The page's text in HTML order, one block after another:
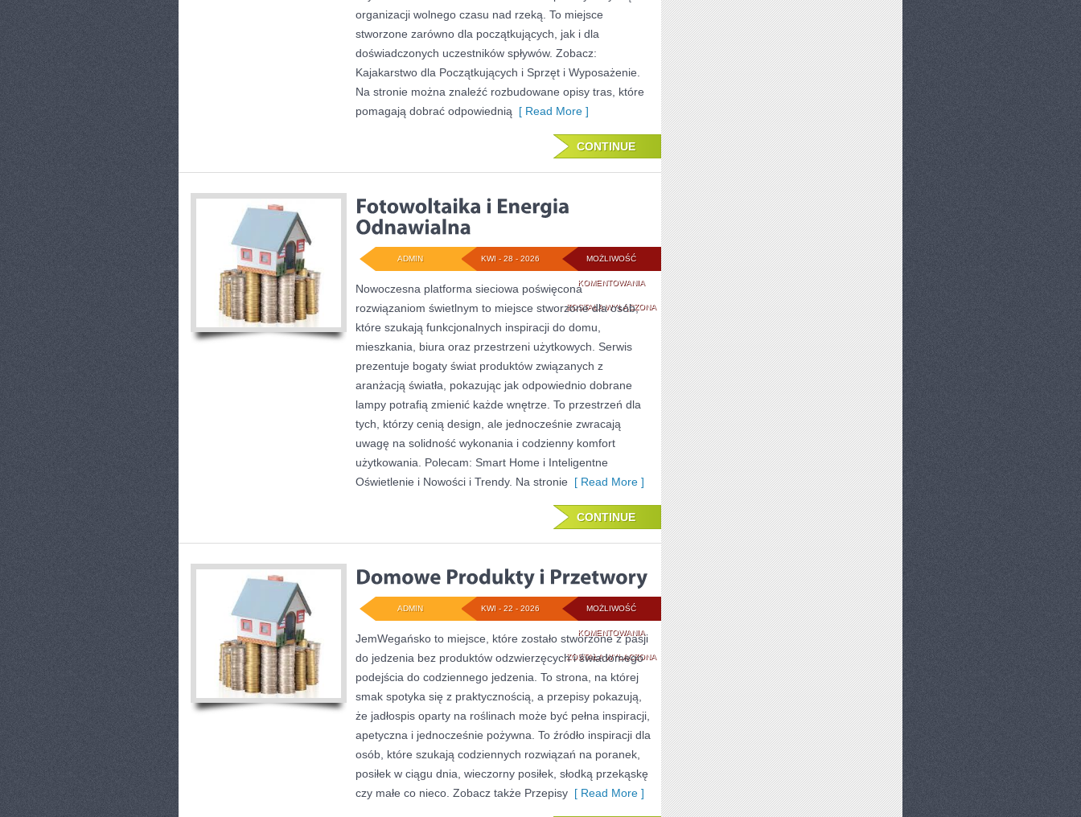
organizacji wolnego czasu nad rzeką. To miejsce
stworzone zarówno dla początkujących, jak i dla
doświadczonych uczestników spływów. Zobacz:
Kajakarstwo dla Początkujących i Sprzęt i Wyposażenie.
Na stronie można znaleźć rozbudowane opisy tras, które
pomagają dobrać odpowiednią [ Read More ]
CONTINUE
MOŻLIWOŚĆ
KOMENTOWANIAFOTOWOLTAIKA
I
ENERGIA
ODNAWIALNA
ZOSTAŁA WYŁĄCZONA
KWI - 28 - 2026
ADMIN
Nowoczesna platforma sieciowa poświęcona
rozwiązaniom świetlnym to miejsce stworzone dla osób,
które szukają funkcjonalnych inspiracji do domu,
mieszkania, biura oraz przestrzeni użytkowych. Serwis
prezentuje bogaty świat produktów związanych z
aranżacją światła, pokazując jak odpowiednio dobrane
lampy potrafią zmienić każde wnętrze. To przestrzeń dla
tych, którzy cenią design, ale jednocześnie zwracają
uwagę na solidność wykonania i codzienny komfort
użytkowania. Polecam: Smart Home i Inteligentne
Oświetlenie i Nowości i Trendy. Na stronie [ Read More ]
CONTINUE
MOŻLIWOŚĆ
KOMENTOWANIADOMOWE
PRODUKTY
PRZETWORY
ZOSTAŁA WYŁĄCZONA
KWI - 22 - 2026
ADMIN
JemWegańsko to miejsce, które zostało stworzone z pasji
do jedzenia bez produktów odzwierzęcych i świadomego
podejścia do codziennego jedzenia. To strona, na której
smak spotyka się z praktycznością, a przepisy pokazują,
że jadłospis oparty na roślinach może być pełna inspiracji,
apetyczna i jednocześnie pożywna. To źródło inspiracji dla
osób, które szukają codziennych rozwiązań na poranek,
posiłek w ciągu dnia, wieczorny posiłek, słodką przekąskę
czy małe co nieco. Zobacz także Przepisy [ Read More ]